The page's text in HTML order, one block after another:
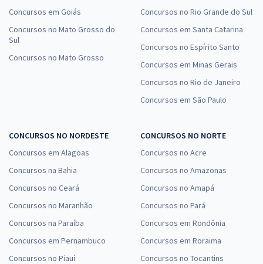
Concursos em Goiás
Concursos no Mato Grosso do
Sul
Concursos no Mato Grosso
Concursos no Rio Grande do Sul
Concursos em Santa Catarina
Concursos no Espírito Santo
Concursos em Minas Gerais
Concursos no Rio de Janeiro
Concursos em São Paulo
CONCURSOS NO NORDESTE
Concursos em Alagoas
Concursos na Bahia
Concursos no Ceará
Concursos no Maranhão
Concursos na Paraíba
Concursos em Pernambuco
Concursos no Piauí
CONCURSOS NO NORTE
Concursos no Acre
Concursos no Amazonas
Concursos no Amapá
Concursos no Pará
Concursos em Rondônia
Concursos em Roraima
Concursos no Tocantins